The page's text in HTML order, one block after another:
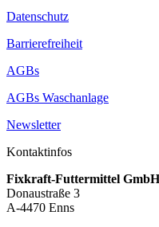
Datenschutz
Barrierefreiheit
AGBs
AGBs Waschanlage
Newsletter
Kontaktinfos
Fixkraft-Futtermittel GmbH
Donaustraße 3
A-4470 Enns